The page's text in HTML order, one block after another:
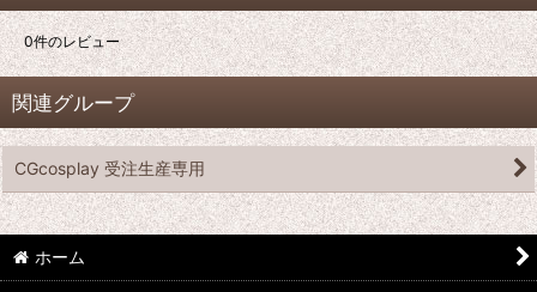
0件のレビュー
関連グループ
CGcosplay 受注生産専用
ホーム